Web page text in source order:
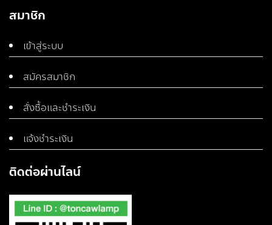
สมาชิก
เข้าสู่ระบบ
สมัครสมาชิก
สั่งซื้อและชำระเงิน
แจ้งชำระเงิน
ติดต่อผ่านไลน์